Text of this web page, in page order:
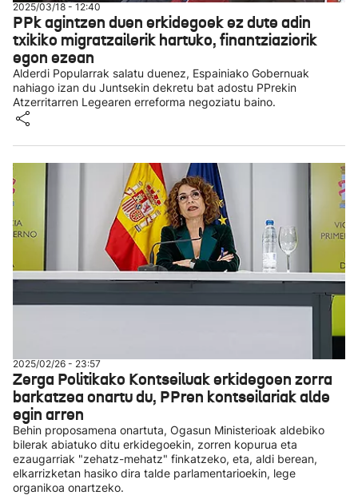
2025/03/18 - 12:40
PPk agintzen duen erkidegoek ez dute adin
txikiko migratzailerik hartuko, finantziaziorik
egon ezean
Alderdi Popularrak salatu duenez, Espainiako Gobernuak
nahiago izan du Juntsekin dekretu bat adostu PPrekin
Atzerritarren Legearen erreforma negoziatu baino.
2025/02/26 - 23:57
Zerga Politikako Kontseiluak erkidegoen zorra
barkatzea onartu du, PPren kontseilariak alde
egin arren
Behin proposamena onartuta, Ogasun Ministerioak aldebiko
bilerak abiatuko ditu erkidegoekin, zorren kopurua eta
ezaugarriak "zehatz-mehatz" finkatzeko, eta, aldi berean,
elkarrizketan hasiko dira talde parlamentarioekin, lege
organikoa onartzeko.